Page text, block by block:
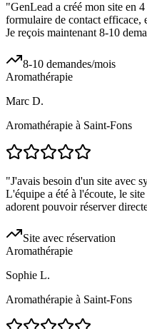
"GenLead a créé mon site en
formulaire de contact efficace,
Je reçois maintenant 8-10
8-10 demandes/mois
Aromathérapie
Marc D.
Aromathérapie à Saint-Fons
"J'avais besoin d'un site avec
L'équipe a été à l'écoute, le
adorent pouvoir réserver
Site avec réservation
Aromathérapie
Sophie L.
Aromathérapie à Saint-Fons